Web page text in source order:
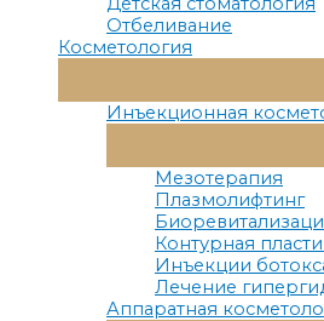
Отбеливание
Косметология
Инъекционная
Мезотерапия
Плазмолифтинг
Контурная
Инъекции
Лечение
Аппаратная